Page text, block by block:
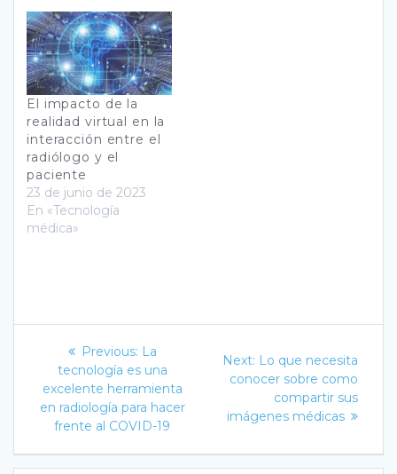
El impacto de la
realidad virtual en la
interacción entre el
radiólogo y el
paciente
23 de junio de 2023
En «Tecnología
médica»
Navegación
de
entradas
Previous: Previous
post:
La
tecnología es una
excelente herramienta
en radiología para hacer
frente al COVID-19
Next: Next
post:
Lo que necesita
conocer sobre como
compartir sus
imágenes médicas